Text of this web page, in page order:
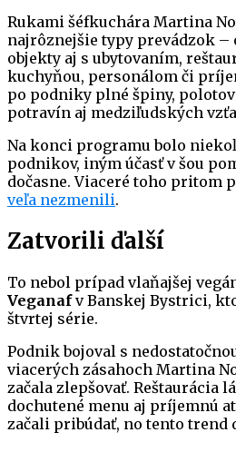
Rukami šéfkuchára Martina
najrôznejšie typy prevádzok –
objekty aj s ubytovaním,
kuchyňou, personálom či
po podniky plné špiny,
potravín aj medziľudských
Na konci programu bolo
podnikov, iným účasť v šou
dočasne. Viaceré toho pritom
veľa nezmenili.
Zatvorili ďalší
To nebol prípad vlaňajšej
Veganafv Banskej Bystrici,
štvrtej série.
Podnik bojoval s
viacerých zásahoch Martina
začala zlepšovať. Reštaurácia
dochutené menu aj príjemnú
začali pribúdať, no tento trend